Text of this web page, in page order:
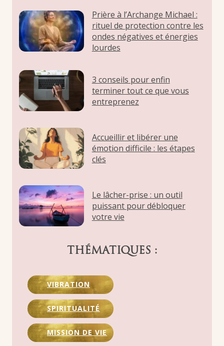
Prière à l’Archange Michael :
rituel de protection contre les
ondes négatives et énergies
lourdes
3 conseils pour enfin
terminer tout ce que vous
entreprenez
Accueillir et libérer une
émotion difficile : les étapes
clés
Le lâcher-prise : un outil
puissant pour débloquer
votre vie
THÉMATIQUES :
VIBRATION
SPIRITUALITÉ
MISSION DE VIE